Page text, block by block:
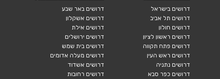
דרושים בישראל
דרושים תל אביב
דרושים חולון
דרושים ראשון לציון
דרושים פתח תקווה
דרושים ראש העין
דרושים נתניה
דרושים כפר סבא
דרושים באר שבע
דרושים אשקלון
דרושים אילת
דרושים ירושלים
דרושים בית שמש
דרושים מעלה אדומים
דרושים אשדוד
דרושים רחובות